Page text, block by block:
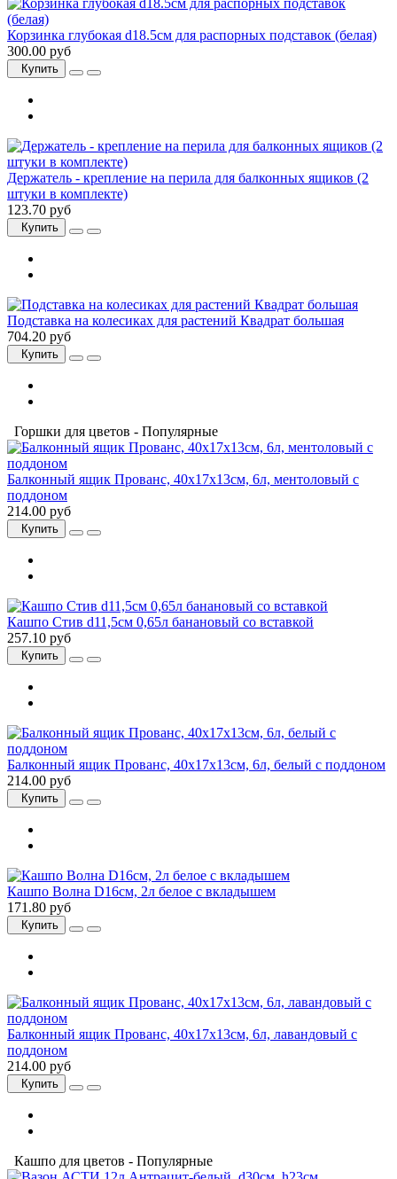
Корзинка глубокая d18.5см для распорных подставок (белая)
300.00 руб
Купить
Держатель - крепление на перила для балконных ящиков (2
штуки в комплекте)
123.70 руб
Купить
Подставка на колесиках для растений Квадрат большая
704.20 руб
Купить
Горшки для цветов - Популярные
Балконный ящик Прованс, 40x17x13см, 6л, ментоловый с
поддоном
214.00 руб
Купить
Кашпо Стив d11,5см 0,65л банановый со вставкой
257.10 руб
Купить
Балконный ящик Прованс, 40x17x13см, 6л, белый с поддоном
214.00 руб
Купить
Кашпо Волна D16см, 2л белое с вкладышем
171.80 руб
Купить
Балконный ящик Прованс, 40x17x13см, 6л, лавандовый с
поддоном
214.00 руб
Купить
Кашпо для цветов - Популярные